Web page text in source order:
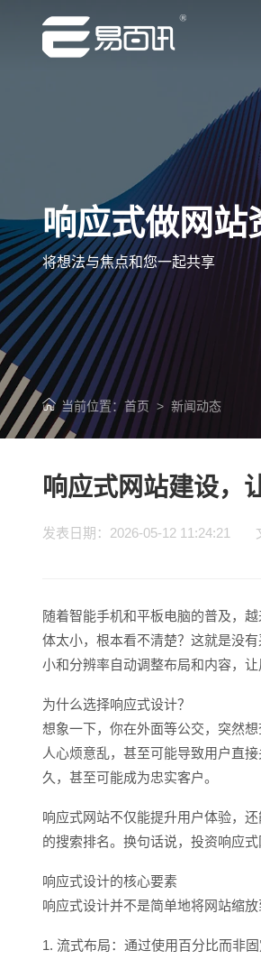
响应式做网站
将想法与焦点和您一起共享
当前位置：首页>新闻动态
响应式网站建设，
发表日期：2026-05-12 11:24:21
随着智能手机和平板电脑的普及，
体太小，根本看不清楚？这就是没
小和分辨率自动调整布局和内容，
为什么选择响应式设计？
想象一下，你在外面等公交，突然
人心烦意乱，甚至可能导致用户直
久，甚至可能成为忠实客户。
响应式网站不仅能提升用户体验，
的搜索排名。换句话说，投资响应
响应式设计的核心要素
响应式设计并不是简单地将网站缩
1. 流式布局：通过使用百分比而非